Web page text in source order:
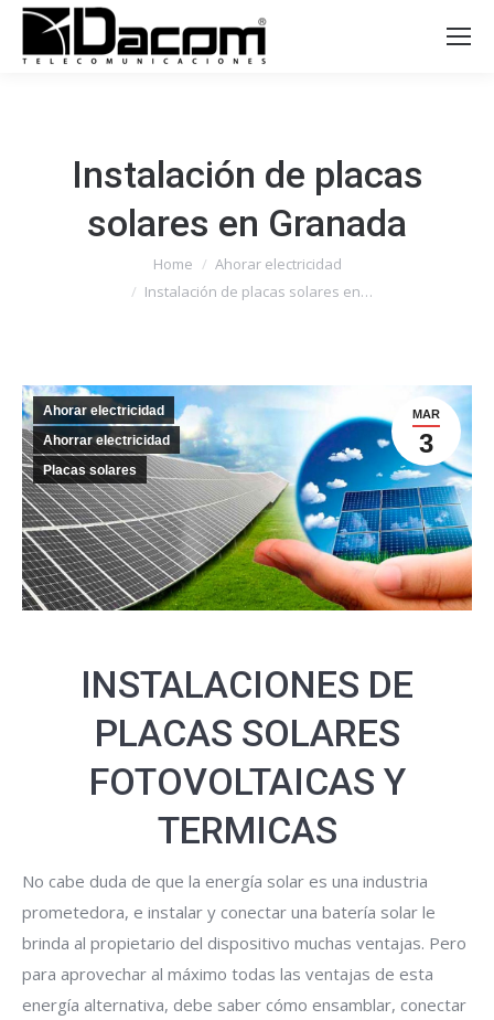
Instalación de placas
solares en Granada
Home
Ahorar electricidad
Instalación de placas solares en…
MAR
3
Ahorar electricidad
Ahorrar electricidad
Placas solares
INSTALACIONES DE
PLACAS SOLARES
FOTOVOLTAICAS Y
TERMICAS
No cabe duda de que la energía solar es una industria
prometedora, e instalar y conectar una batería solar le
brinda al propietario del dispositivo muchas ventajas. Pero
para aprovechar al máximo todas las ventajas de esta
energía alternativa, debe saber cómo ensamblar, conectar